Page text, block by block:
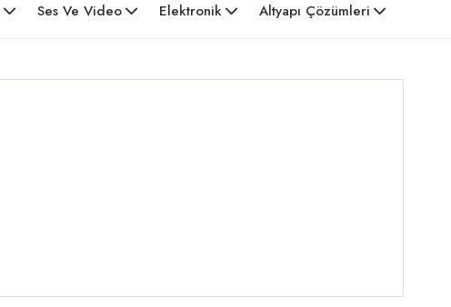
Ses Ve Video Elektronik Altyapı Çözümleri